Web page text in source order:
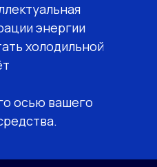
энергии
холодильной
осью вашего